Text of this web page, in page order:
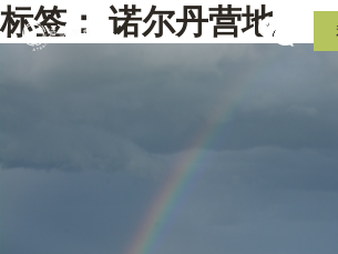
标签： 诺尔丹营地